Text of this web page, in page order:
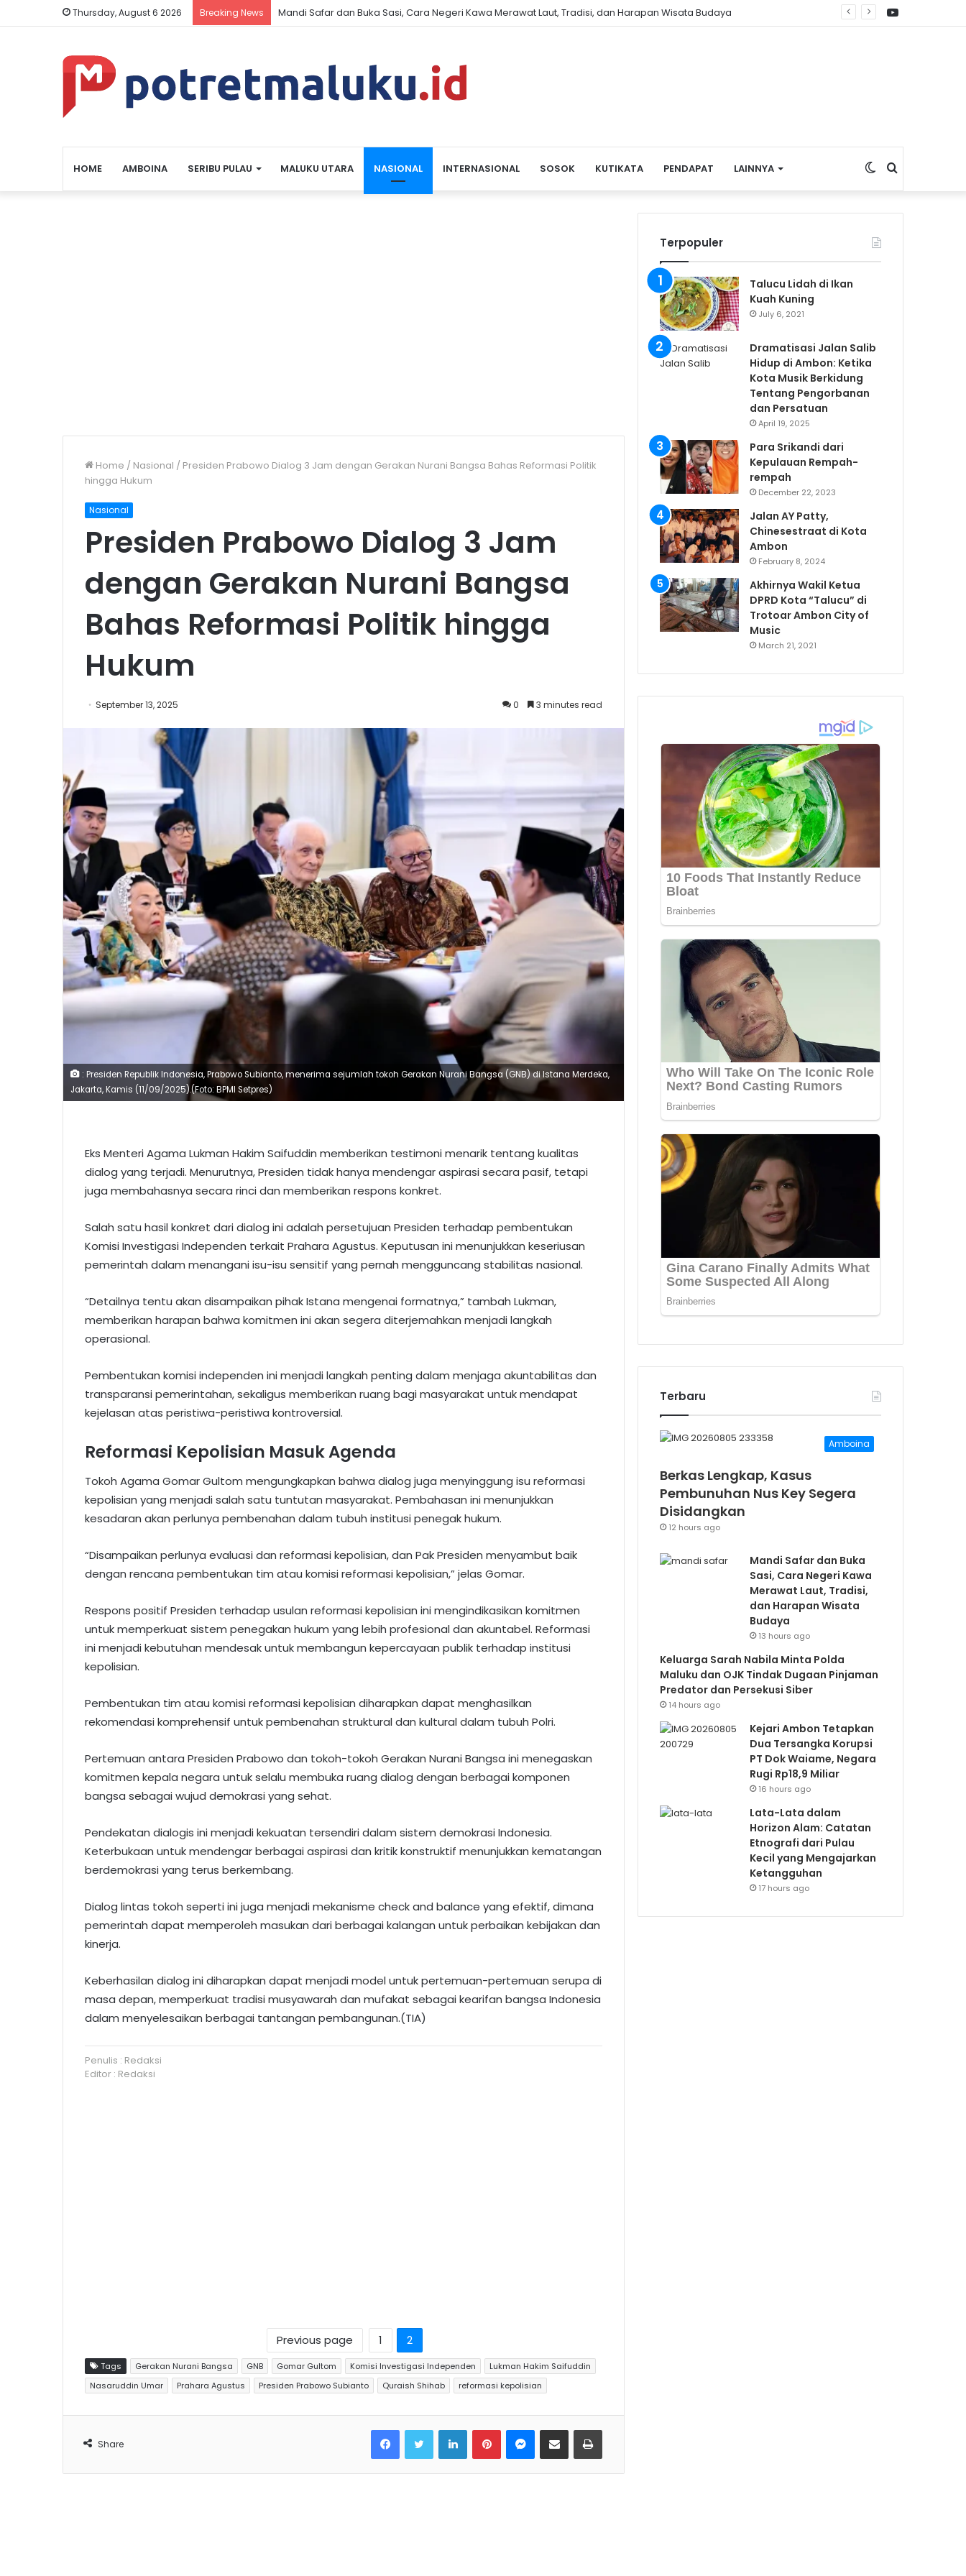
Thursday, August 6 2026 Breaking News Keluarga Sarah Nabila Minta Polda Maluku dan OJK Tindak Dugaan Pinjaman Predator dan Persekusi Siber
HOME AMBOINA SERIBU PULAU MALUKU UTARA NASIONAL INTERNASIONAL SOSOK KUTIKATA PENDAPAT LAINNYA Search
for
Switch
skin
Home / Nasional / Presiden Prabowo Dialog 3 Jam dengan Gerakan Nurani Bangsa Bahas Reformasi Politik
hingga Hukum
Nasional
Presiden Prabowo Dialog 3 Jam
dengan Gerakan Nurani Bangsa
Bahas Reformasi Politik hingga
Hukum
September 13, 2025 0 3 minutes read
: Presiden Republik Indonesia, Prabowo Subianto, menerima sejumlah tokoh Gerakan Nurani Bangsa (GNB) di Istana Merdeka,
Jakarta, Kamis (11/09/2025).(Foto: BPMI Setpres)
Eks Menteri Agama Lukman Hakim Saifuddin memberikan testimoni menarik tentang kualitas
dialog yang terjadi. Menurutnya, Presiden tidak hanya mendengar aspirasi secara pasif, tetapi
juga membahasnya secara rinci dan memberikan respons konkret.
Salah satu hasil konkret dari dialog ini adalah persetujuan Presiden terhadap pembentukan
Komisi Investigasi Independen terkait Prahara Agustus. Keputusan ini menunjukkan keseriusan
pemerintah dalam menangani isu-isu sensitif yang pernah mengguncang stabilitas nasional.
“Detailnya tentu akan disampaikan pihak Istana mengenai formatnya,” tambah Lukman,
memberikan harapan bahwa komitmen ini akan segera diterjemahkan menjadi langkah
operasional.
Pembentukan komisi independen ini menjadi langkah penting dalam menjaga akuntabilitas dan
transparansi pemerintahan, sekaligus memberikan ruang bagi masyarakat untuk mendapat
kejelasan atas peristiwa-peristiwa kontroversial.
Reformasi Kepolisian Masuk Agenda
Tokoh Agama Gomar Gultom mengungkapkan bahwa dialog juga menyinggung isu reformasi
kepolisian yang menjadi salah satu tuntutan masyarakat. Pembahasan ini menunjukkan
kesadaran akan perlunya pembenahan dalam tubuh institusi penegak hukum.
“Disampaikan perlunya evaluasi dan reformasi kepolisian, dan Pak Presiden menyambut baik
dengan rencana pembentukan tim atau komisi reformasi kepolisian,” jelas Gomar.
Respons positif Presiden terhadap usulan reformasi kepolisian ini mengindikasikan komitmen
untuk memperkuat sistem penegakan hukum yang lebih profesional dan akuntabel. Reformasi
ini menjadi kebutuhan mendesak untuk membangun kepercayaan publik terhadap institusi
kepolisian.
Pembentukan tim atau komisi reformasi kepolisian diharapkan dapat menghasilkan
rekomendasi komprehensif untuk pembenahan struktural dan kultural dalam tubuh Polri.
Pertemuan antara Presiden Prabowo dan tokoh-tokoh Gerakan Nurani Bangsa ini menegaskan
komitmen kepala negara untuk selalu membuka ruang dialog dengan berbagai komponen
bangsa sebagai wujud demokrasi yang sehat.
Pendekatan dialogis ini menjadi kekuatan tersendiri dalam sistem demokrasi Indonesia.
Keterbukaan untuk mendengar berbagai aspirasi dan kritik konstruktif menunjukkan kematangan
berdemokrasi yang terus berkembang.
Dialog lintas tokoh seperti ini juga menjadi mekanisme check and balance yang efektif, dimana
pemerintah dapat memperoleh masukan dari berbagai kalangan untuk perbaikan kebijakan dan
kinerja.
Keberhasilan dialog ini diharapkan dapat menjadi model untuk pertemuan-pertemuan serupa di
masa depan, memperkuat tradisi musyawarah dan mufakat sebagai kearifan bangsa Indonesia
dalam menyelesaikan berbagai tantangan pembangunan.(TIA)
Penulis : Redaksi
Editor : Redaksi
Previous page 1 2
Tags Gerakan Nurani Bangsa GNB Gomar Gultom Komisi Investigasi Independen
Lukman Hakim Saifuddin
Nasaruddin Umar
Prahara Agustus Presiden Prabowo Subianto Quraish Shihab reformasi kepolisian
Share
LinkedIn
Terpopuler
Talucu Lidah di Ikan
Kuah Kuning
July 6, 2021
Dramatisasi Jalan Salib
Hidup di Ambon: Ketika
Kota Musik Berkidung
Tentang Pengorbanan
dan Persatuan
April 19, 2025
Para Srikandi dari
Kepulauan Rempah-
rempah
December 22, 2023
Jalan AY Patty,
Chinesestraat di Kota
Ambon
February 8, 2024
Akhirnya Wakil Ketua
DPRD Kota “Talucu” di
Trotoar Ambon City of
Music
March 21, 2021
Terbaru
Amboina
Berkas Lengkap, Kasus
Pembunuhan Nus Key Segera
Disidangkan
12 hours ago
Mandi Safar dan Buka
Sasi, Cara Negeri Kawa
Merawat Laut, Tradisi,
dan Harapan Wisata
Budaya
13 hours ago
Keluarga Sarah Nabila Minta Polda
Maluku dan OJK Tindak Dugaan Pinjaman
Predator dan Persekusi Siber
14 hours ago
Kejari Ambon Tetapkan
Dua Tersangka Korupsi
PT Dok Waiame, Negara
Rugi Rp18,9 Miliar
16 hours ago
Lata-Lata dalam
Horizon Alam: Catatan
Etnografi dari Pulau
Kecil yang Mengajarkan
Ketangguhan
17 hours ago